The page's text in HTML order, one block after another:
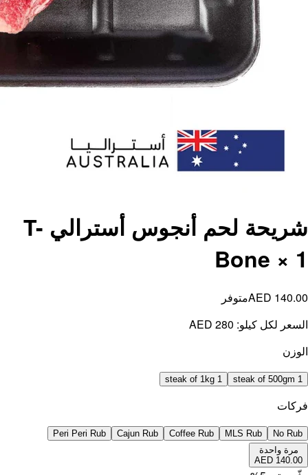
شريحة لحم أنجوس أسترالي T-